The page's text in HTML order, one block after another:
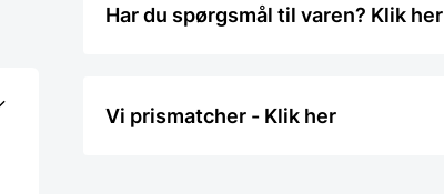
Har du spørgsmål til varen? Klik her
Vi prismatcher - Klik her